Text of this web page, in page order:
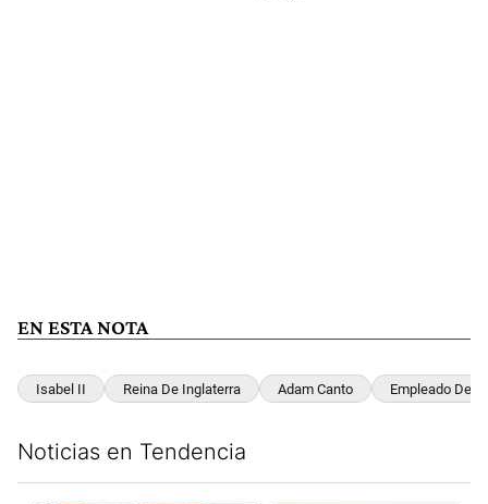
EN ESTA NOTA
Isabel II Reina De Inglaterra Adam Canto Empleado De
Noticias en Tendencia